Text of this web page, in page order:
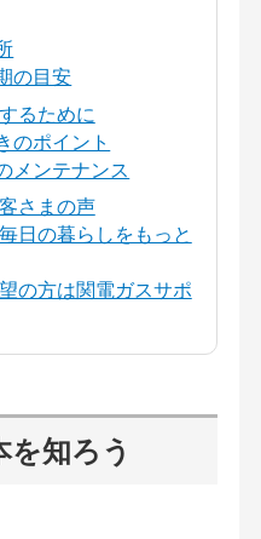
の目安
るために
のポイント
メンテナンス
さまの声
日の暮らしをもっと
の方は関電ガスサポ
を知ろう